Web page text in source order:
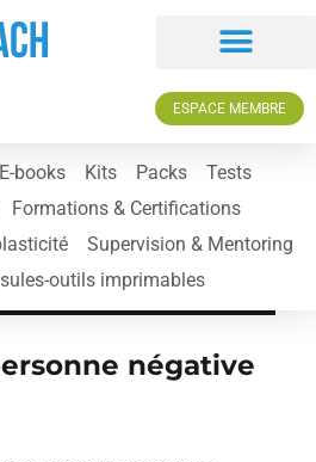
ESPACE MEMBRE
E-books Kits Packs
Tests
Formations & Certifications
Supervision & Mentoring
outils imprimables
négative